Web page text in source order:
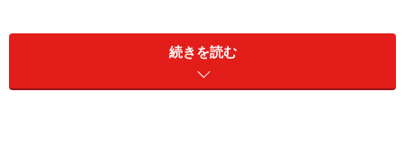
が生じます。内定辞退は、法律上は雇用契約の解約申し
入れと同様です。辞退の申し入れをすれば、2週間経過
によって解約となります。「民法上2週間前に伝えれば
続きを読む